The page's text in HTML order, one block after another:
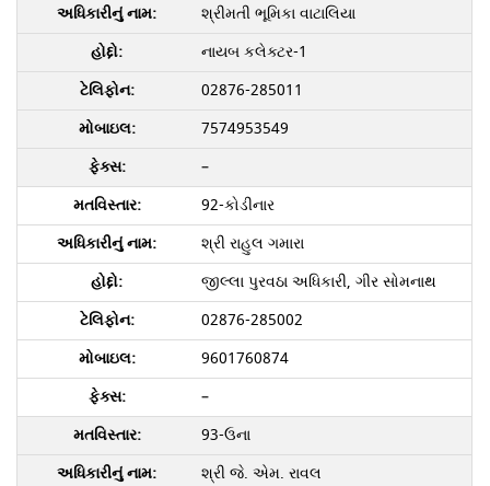
શ્રીમતી ભૂમિકા વાટાલિયા
નાયબ કલેક્ટર-1
02876-285011
7574953549
–
92-કોડીનાર
શ્રી રાહુલ ગમારા
જીલ્લા પુરવઠા અધિકારી, ગીર સોમનાથ
02876-285002
9601760874
–
93-ઉના
શ્રી જે. એમ. રાવલ